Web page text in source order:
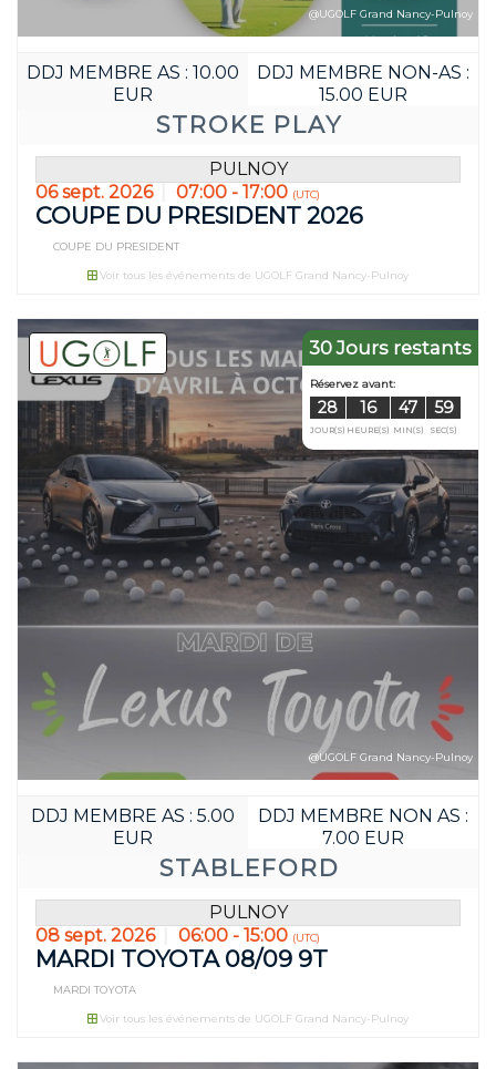
Réservez avant:
JOUR(S)HEURE(S)
STROKE PLAY
DDJ MEMBRE AS : 10.00
EUR
DDJ MEMBRE NON-AS :
15.00 EUR
@UGOLF Grand Nancy-Pulnoy
PULNOY
06 sept. 2026
07:00 - 17:00 (UTC)
COUPE DU PRESIDENT 2026
COUPE DU PRESIDENT
Voir tous les événements de UGOLF Grand Nancy-Pulnoy
30 Jours restants
STABLEFORD
DDJ MEMBRE AS : 5.00
EUR
DDJ MEMBRE NON AS :
7.00 EUR
@UGOLF Grand Nancy-Pulnoy
PULNOY
08 sept. 2026
06:00 - 15:00 (UTC)
MARDI TOYOTA 08/09 9T
MARDI TOYOTA
Voir tous les événements de UGOLF Grand Nancy-Pulnoy